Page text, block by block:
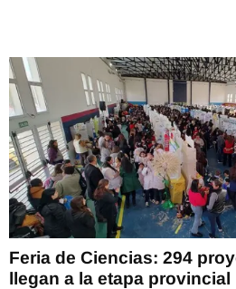
Feria de Ciencias: 294
llegan a la etapa provincial